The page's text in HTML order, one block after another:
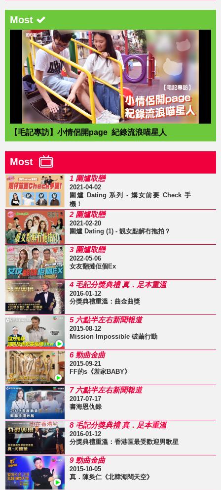
Most
【毛記專訪】小情侶開page 紀錄流浪喵星人
Most
1 圍爐取戀
2021-04-02
圍爐 Dating 系列 - 媾女前要 Check 手
機！
2 圍爐取戀
2021-02-20
圍爐 Dating (1) - 靚女點解冇拖拍？
3 圍爐取戀
2022-05-06
女友翻撻佢個Ex
4 毛記分獎典禮 真．足本重溫
2016-01-12
分獎典禮重溫：曲金曲獎
5 六點半左右新聞報道
2015-08-12
Mission Impossible 破繭行動
6 勁曲金曲
2015-09-21
FF的s《羞家BABY》
7 六點半左右新聞報道
2017-07-17
書海恩仇錄
8 毛記分獎典禮 真．足本重溫
2016-01-12
分獎典禮重溫：香港區最受歡迎男歌星
9 勁曲金曲
2015-10-05
真．陳奐仁《北韓海闊天空》